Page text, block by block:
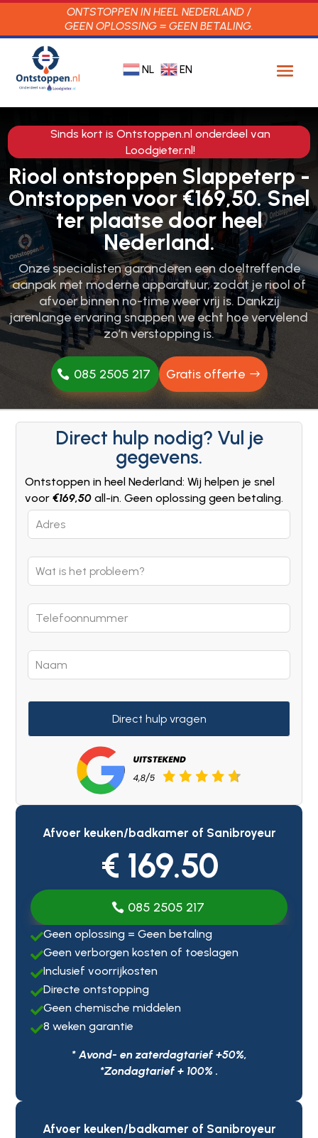
ONTSTOPPEN IN HEEL NEDERLAND /
GEEN OPLOSSING = GEEN BETALING.
NL EN
Sinds kort is Ontstoppen.nl onderdeel van
Loodgieter.nl!
Riool ontstoppen Slappeterp -
Ontstoppen voor €169,50. Snel
ter plaatse door heel
Nederland.
Onze specialisten garanderen een doeltreffende
aanpak met moderne apparatuur, zodat je riool of
afvoer binnen no-time weer vrij is.​ Dankzij
jarenlange ervaring snappen we echt hoe vervelend
zo’n verstopping is.​
085 2505 217 Gratis offerte
Direct hulp nodig? Vul je
gegevens.
Ontstoppen in heel Nederland: Wij helpen je snel
voor€169,50 all-in. Geen oplossing geen betaling.
Leave
this
blank
Direct hulp vragen
Afvoer keuken/badkamer of Sanibroyeur
€ 169.50
085 2505 217
Geen oplossing = Geen betaling
Geen verborgen kosten of toeslagen
Inclusief voorrijkosten
Directe ontstopping
Geen chemische middelen
8 weken garantie
* Avond- en zaterdagtarief +50%,
*Zondagtarief + 100% .
Afvoer keuken/badkamer of Sanibroyeur